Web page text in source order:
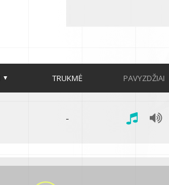
TRUKMĖ PAVYZDŽIAI
-